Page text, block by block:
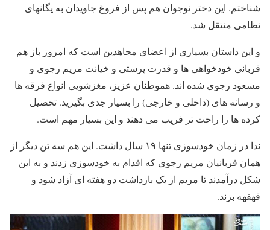
شناختم. این دختر نوجوان هم پس از فروغ جاویدان به یگانهای
نظامی منتقل شد.
و این داستان بسیاری از اعضای مجاهدین است که امروز باز هم
قربانی خودخواهی ها و قدرت پرستی و خیانت مریم رجوی و
مسعود رجوی شده اند. هموطنان عزیز، مغزشویی انواع فرقه ها
و رسانه های (داخلی و خارجی) را بسیار جدی بگیرید. تحصیل
کرده ها را راحت تر فریب می دهند و این بسیار مهم است.
ندا در زمان خودسوزی تنها ۱۹ سال داشت. این هم سه تن دیگر از
همان قربانیان مریم رجوی که اقدام به خودسوزی زدند و به این
شکل درآمدند تا مریم از یک بازداشت دو هفته ای آزاد شود و
قهقهه بزند.